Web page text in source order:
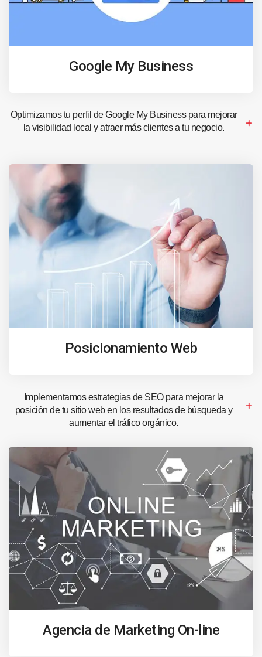
Google My Business
Optimizamos tu perfil de Google My Business para mejorar
la visibilidad local y atraer más clientes a tu negocio.
Posicionamiento Web
Implementamos estrategias de SEO para mejorar la
posición de tu sitio web en los resultados de búsqueda y
aumentar el tráfico orgánico.
Agencia de Marketing On-line